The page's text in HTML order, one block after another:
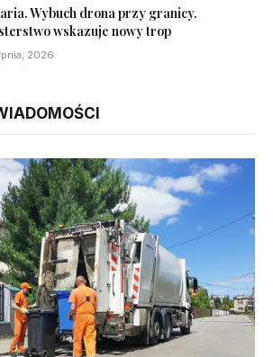
Wybuch drona przy granicy.
wskazuje nowy trop
2026